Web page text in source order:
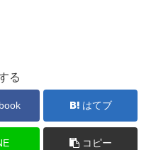
る
はてブ
コピー